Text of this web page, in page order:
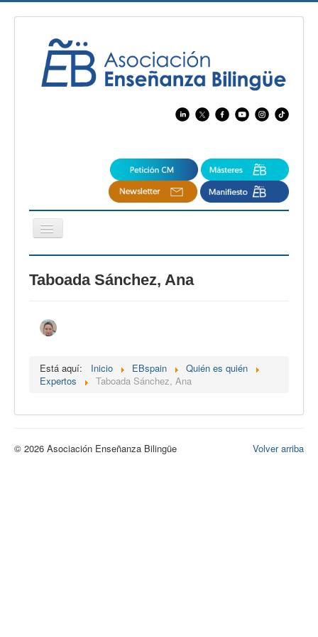
Cambiar
navegación
CertAcleB
Calidad
Recursos
Contacto
Taboada Sánchez, Ana
Está aquí: Inicio EBspain
Quién es quién
Expertos
Taboada Sánchez, Ana
Volver arriba
© 2026 Asociación Enseñanza Bilingüe